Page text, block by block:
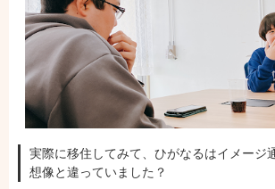
実際に移住してみて、ひがなるはイメージ
想像と違っていました？